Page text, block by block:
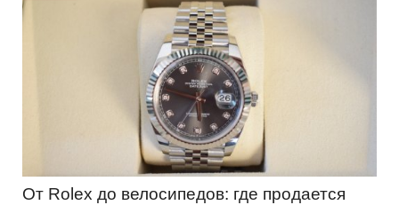
От Rolex до велосипедов: где продается